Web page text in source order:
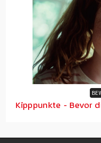
Kipppunkte - Bevor